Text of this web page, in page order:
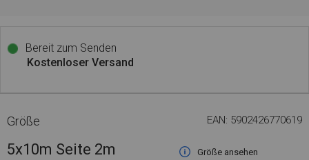
Bereit zum Senden
Kostenloser Versand
Größe EAN: 5902426770619
5x10m Seite 2m
Größe ansehen